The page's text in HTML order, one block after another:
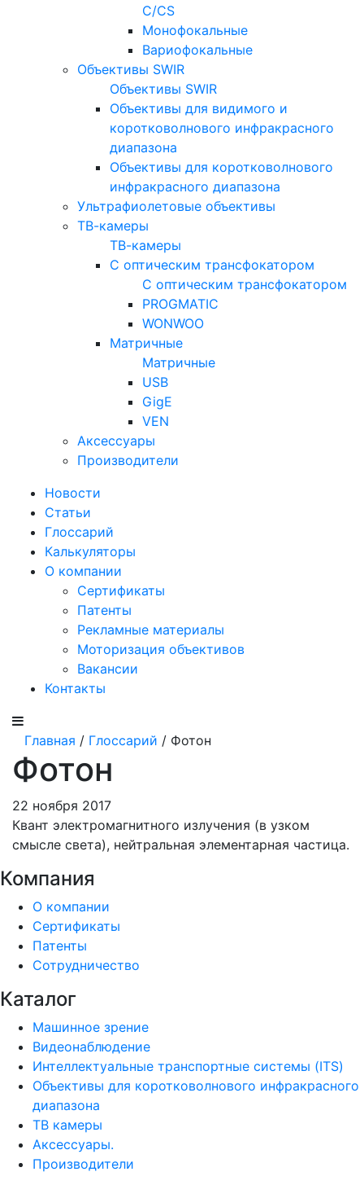
C/CS
Монофокальные
Вариофокальные
Объективы SWIR
Объективы SWIR
Объективы для видимого и
коротковолнового инфракрасного
диапазона
Объективы для коротковолнового
инфракрасного диапазона
Ультрафиолетовые объективы
ТВ-камеры
ТВ-камеры
С оптическим трансфокатором
С оптическим трансфокатором
PROGMATIC
WONWOO
Матричные
Матричные
USB
GigE
VEN
Аксессуары
Производители
Новости
Статьи
Глоссарий
Калькуляторы
О компании
Сертификаты
Патенты
Рекламные материалы
Моторизация объективов
Вакансии
Контакты
Главная / Глоссарий / Фотон
Фотон
22 ноября 2017
Квант электромагнитного излучения (в узком
смысле света), нейтральная элементарная частица.
Компания
О компании
Сертификаты
Патенты
Сотрудничество
Каталог
Машинное зрение
Видеонаблюдение
Интеллектуальные транспортные системы (ITS)
Объективы для коротковолнового инфракрасного
диапазона
ТВ камеры
Аксессуары.
Производители